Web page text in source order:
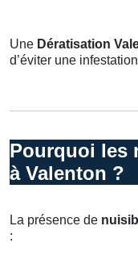
Une Dératisation
d’éviter une
Pourquoi les
à Valenton ?
La présence de
: